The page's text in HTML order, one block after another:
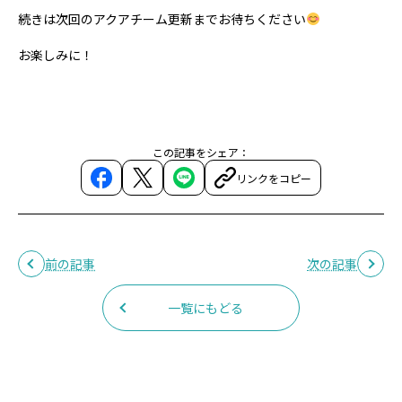
続きは次回のアクアチーム更新までお待ちください
お楽しみに！
この記事をシェア：
リンクをコピー
前の記事
一覧にもどる
次の記事